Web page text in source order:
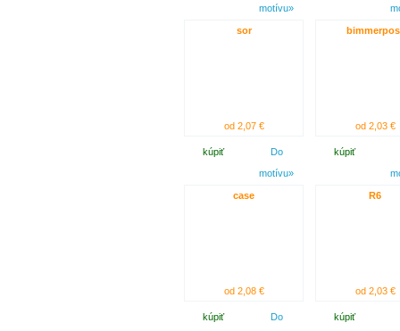
motívu»
sor
od 2,07 €
kúpiť
Do
motívu»
od 2,03 €
kúpiť
case
od 2,08 €
kúpiť
Do
R6
od 2,03 €
kúpiť